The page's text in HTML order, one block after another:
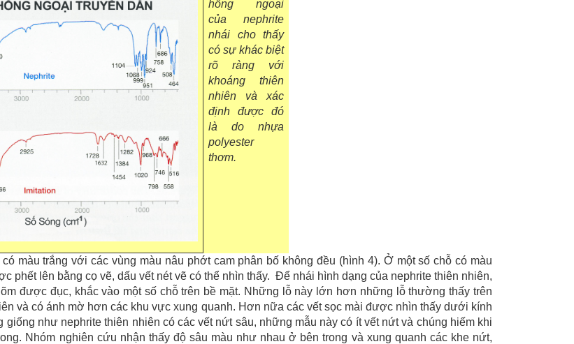
hồng ngoại
của nephrite
nhái cho thấy
có sự khác biệt
rõ ràng với
khoáng thiên
nhiên và xác
định được đó
là do nhựa
polyester
thơm.
có màu trắng với các vùng màu nâu phớt cam phân bố không đều (hình 4). Ở một số chỗ có màu
phết lên bằng cọ vẽ, dấu vết nét vẽ có thể nhìn thấy. Để nhái hình dạng của nephrite thiên nhiên,
được đục, khắc vào một số chỗ trên bề mặt. Những lỗ này lớn hơn những lỗ thường thấy trên
và có ánh mờ hơn các khu vực xung quanh. Hơn nữa các vết sọc mài được nhìn thấy dưới kính
giống như nephrite thiên nhiên có các vết nứt sâu, những mẫu này có ít vết nứt và chúng hiếm khi
Nhóm nghiên cứu nhận thấy độ sâu màu như nhau ở bên trong và xung quanh các khe nứt,